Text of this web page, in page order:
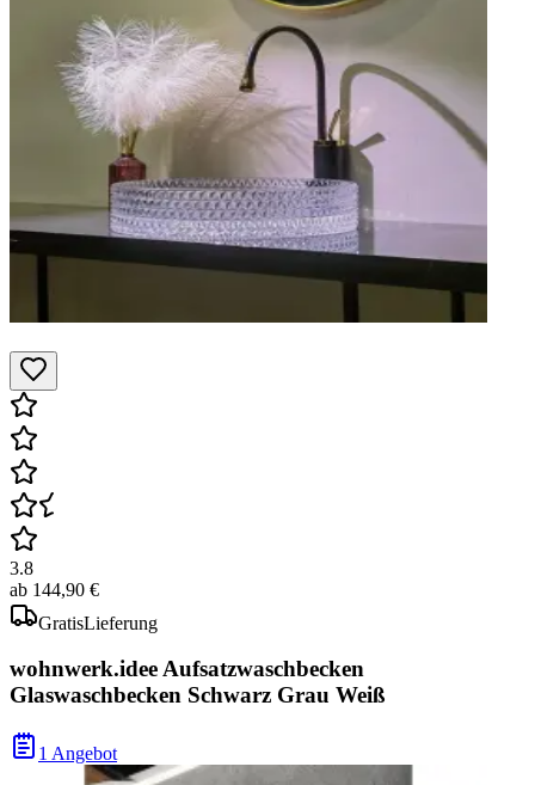
3.8
ab 144,90 €
GratisLieferung
wohnwerk.idee Aufsatzwaschbecken
Glaswaschbecken Schwarz Grau Weiß
1 Angebot